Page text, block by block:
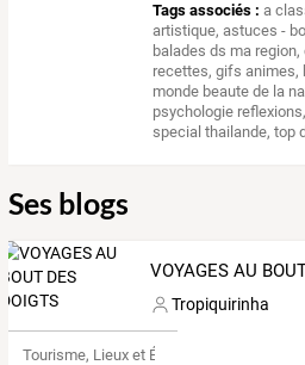
Tags associés : a
artistique,astuces -
balades ds ma region,
recettes,gifs animes,
monde beaute de la
psychologie reflexions
special thailande,top
Ses blogs
Tropiquirinha
Tourisme, Lieux et Événements